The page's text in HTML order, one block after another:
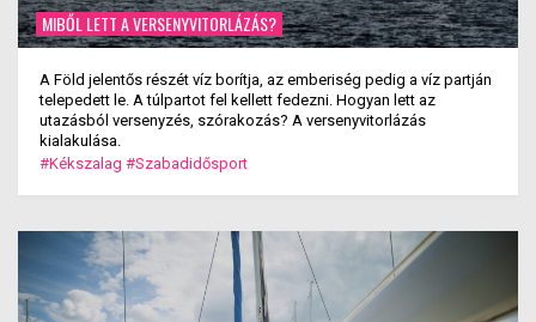
MIBŐL LETT A VERSENYVITORLÁZÁS?
A Föld jelentős részét víz borítja, az emberiség pedig a víz partján
telepedett le. A túlpartot fel kellett fedezni. Hogyan lett az
utazásból versenyzés, szórakozás? A versenyvitorlázás
kialakulása.
#Kékszalag #Szabadidősport